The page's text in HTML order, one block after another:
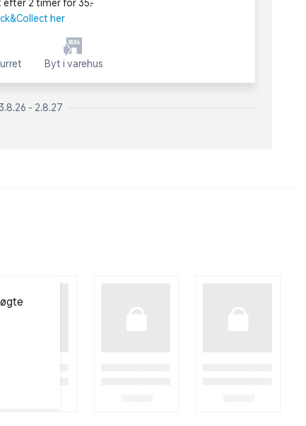
efter 2 timer for 35,-
her
Byt i varehus
- 2.8.27